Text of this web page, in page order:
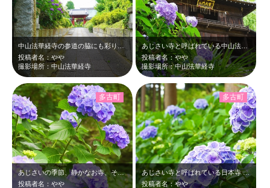
中山法華経寺の参道の脇にも彩りのあじさいが咲いています。
投稿者名：やや
撮影場所：中山法華経寺
あじさい寺と呼ばれている中山法華経寺
投稿者名：やや
撮影場所：中山法華経寺
あじさいの季節、静かなお寺、そのままずっと見てもやはり心が癒される
投稿者名：やや
多古町
あじさい寺と呼ばれている日本寺 ブルーっぽく紫色のあじさいが満開
投稿者名：やや
多古町